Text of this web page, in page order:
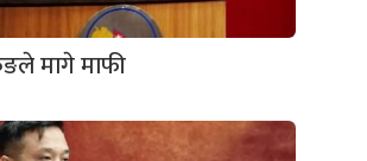
मागे माफी